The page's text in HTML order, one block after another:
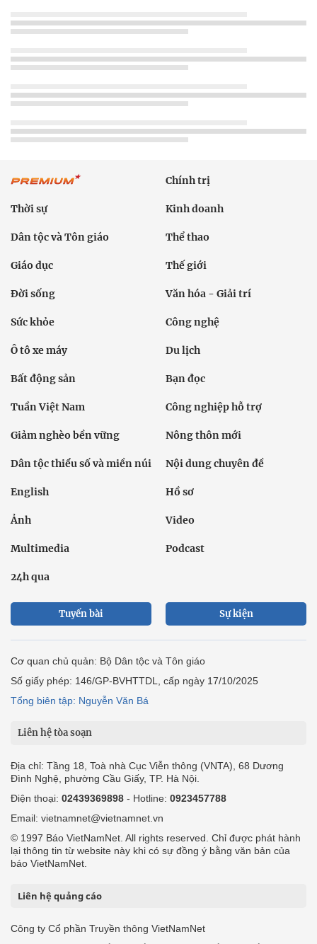
Chính trị
Thời sự Kinh doanh
Dân tộc và Tôn giáo Thể thao
Giáo dục Thế giới
Đời sống Văn hóa - Giải trí
Sức khỏe Công nghệ
Ô tô xe máy Du lịch
Bất động sản Bạn đọc
Tuần Việt Nam Công nghiệp hỗ trợ
Giảm nghèo bền vững Nông thôn mới
Dân tộc thiểu số và miền núi Nội dung chuyên đề
English Hồ sơ
Ảnh Video
Multimedia Podcast
24h qua
Tuyến bài Sự kiện
Cơ quan chủ quản: Bộ Dân tộc và Tôn giáo
Số giấy phép: 146/GP-BVHTTDL, cấp ngày 17/10/2025
Tổng biên tập: Nguyễn Văn Bá
Liên hệ tòa soạn
Địa chỉ: Tầng 18, Toà nhà Cục Viễn thông (VNTA), 68 Dương
Đình Nghệ, phường Cầu Giấy, TP. Hà Nội.
Điện thoại: 02439369898 - Hotline: 0923457788
Email: vietnamnet@vietnamnet.vn
© 1997 Báo VietNamNet. All rights reserved. Chỉ được phát hành
lại thông tin từ website này khi có sự đồng ý bằng văn bản của
báo VietNamNet.
Liên hệ quảng cáo
Công ty Cổ phần Truyền thông VietNamNet